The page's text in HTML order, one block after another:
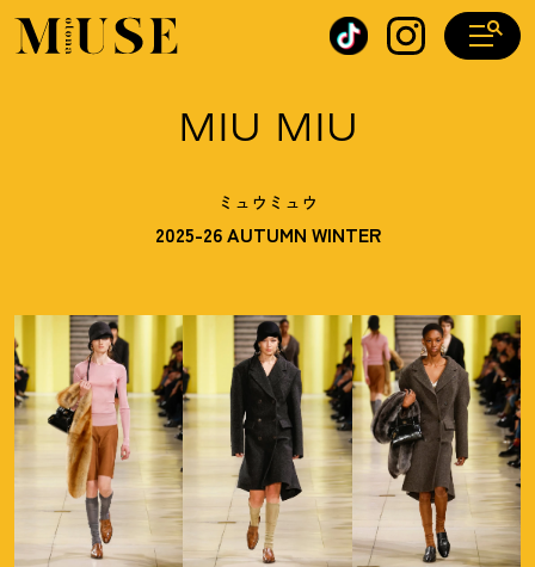
オトナミューズ ウェブ
MIU MIU
ミュウミュウ
2025-26 AUTUMN WINTER